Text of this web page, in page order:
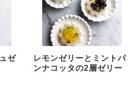
ゼ
レモンゼリーとミントパ
ンナコッタの2層ゼリー